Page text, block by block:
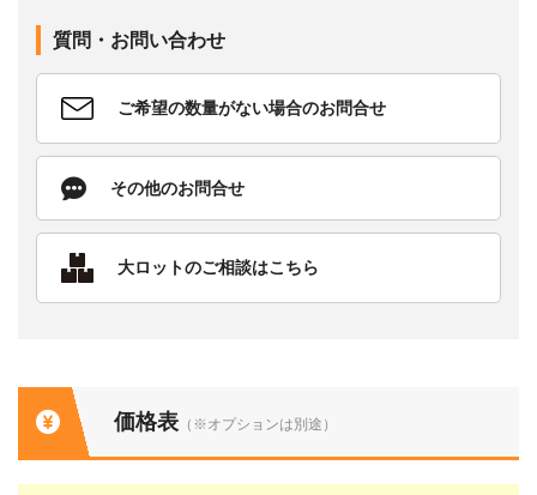
質問・お問い合わせ
ご希望の数量がない場合のお問合せ
その他のお問合せ
大ロットのご相談はこちら
価格表 （※オプションは別途）